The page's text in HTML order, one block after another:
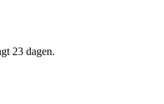
23 dagen.